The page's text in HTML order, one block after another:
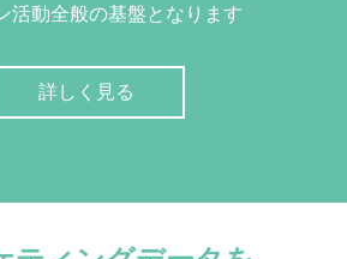
活動全般の基盤となります
詳しく見る